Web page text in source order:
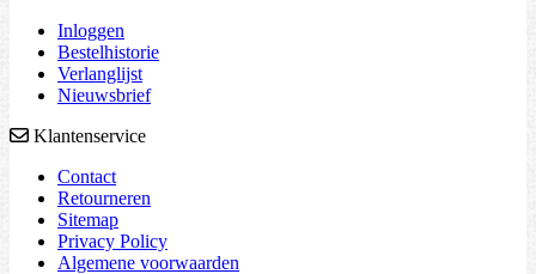
Inloggen
Bestelhistorie
Verlanglijst
Nieuwsbrief
Klantenservice
Contact
Retourneren
Sitemap
Privacy Policy
Algemene voorwaarden